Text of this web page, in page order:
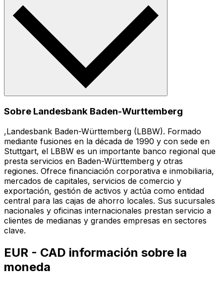
Sobre Landesbank Baden-Wurttemberg
,Landesbank Baden-Württemberg (LBBW). Formado
mediante fusiones en la década de 1990 y con sede en
Stuttgart, el LBBW es un importante banco regional que
presta servicios en Baden-Württemberg y otras
regiones. Ofrece financiación corporativa e inmobiliaria,
mercados de capitales, servicios de comercio y
exportación, gestión de activos y actúa como entidad
central para las cajas de ahorro locales. Sus sucursales
nacionales y oficinas internacionales prestan servicio a
clientes de medianas y grandes empresas en sectores
clave.
EUR - CAD información sobre la
moneda